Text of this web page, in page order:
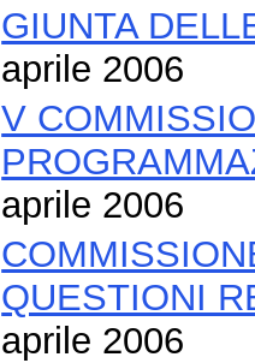
GIUNTA
aprile 2006
V
aprile 2006
QUESTIONI
aprile 2006